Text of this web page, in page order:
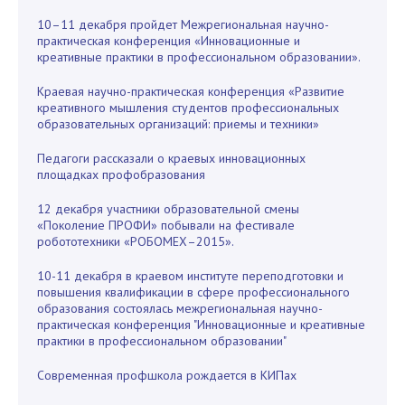
10–11 декабря пройдет Межрегиональная научно-
практическая конференция «Инновационные и
креативные практики в профессиональном образовании».
Краевая научно-практическая конференция «Развитие
креативного мышления студентов профессиональных
образовательных организаций: приемы и техники»
Педагоги рассказали о краевых инновационных
площадках профобразования
12 декабря участники образовательной смены
«Поколение ПРОФИ» побывали на фестивале
робототехники «РОБОМЕХ–2015».
10-11 декабря в краевом институте переподготовки и
повышения квалификации в сфере профессионального
образования состоялась межрегиональная научно-
практическая конференция "Инновационные и креативные
практики в профессиональном образовании"
Современная профшкола рождается в КИПах